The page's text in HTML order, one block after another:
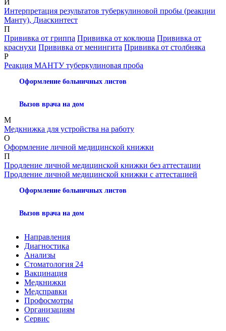
И
Интерпретация результатов туберкулиновой пробы (реакции
Манту), Диаскинтест
П
Прививка от гриппа Прививка от коклюша Прививка от
краснухи Прививка от менингита Прививка от столбняка
Р
Реакция МАНТУ туберкулиновая проба
Оформление больничных листов
Вызов врача на дом
М
Медкнижка для устройства на работу
О
Оформление личной медицинской книжки
П
Продление личной медицинской книжки без аттестации
Продление личной медицинской книжки с аттестацией
Оформление больничных листов
Вызов врача на дом
Направления
Диагностика
Анализы
Стоматология 24
Вакцинация
Медкнижки
Медсправки
Профосмотры
Организациям
Сервис